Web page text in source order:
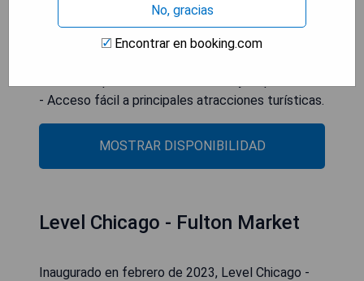
- Excelente ubicación cerca del Magnificent Mile.
- Instalaciones modernas y bien equipadas.
- Acceso fácil a principales atracciones turísticas.
MOSTRAR DISPONIBILIDAD
Level Chicago - Fulton Market
Inaugurado en febrero de 2023, Level Chicago -
No, gracias
Encontrar en booking.com